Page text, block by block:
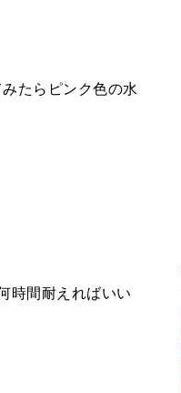
たらピンク色の水
時間耐えればいい